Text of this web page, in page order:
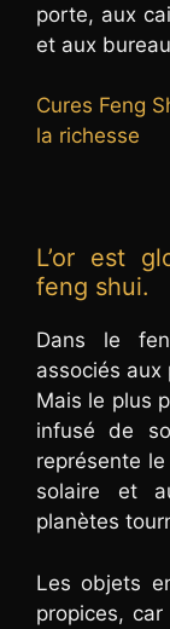
porte, aux
et aux
Cures Feng
la richesse
L’or est
feng shui.
Dans le
associés
Mais le plus
infusé de
représente
solaire et
planètes
Les objets
propices,